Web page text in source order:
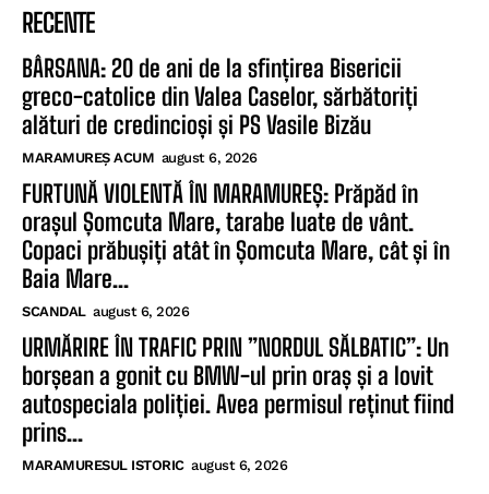
RECENTE
BÂRSANA: 20 de ani de la sfințirea Bisericii
greco-catolice din Valea Caselor, sărbătoriți
alături de credincioși și PS Vasile Bizău
MARAMUREȘ ACUM august 6, 2026
FURTUNĂ VIOLENTĂ ÎN MARAMUREȘ: Prăpăd în
orașul Șomcuta Mare, tarabe luate de vânt.
Copaci prăbușiți atât în Șomcuta Mare, cât și în
Baia Mare...
SCANDAL august 6, 2026
URMĂRIRE ÎN TRAFIC PRIN ”NORDUL SĂLBATIC”: Un
borșean a gonit cu BMW-ul prin oraș și a lovit
autospeciala poliției. Avea permisul reținut fiind
prins...
MARAMURESUL ISTORIC august 6, 2026